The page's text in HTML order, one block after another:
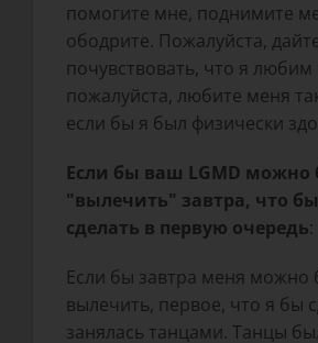
помогите мне, поднимите
ободрите. Пожалуйста,
почувствовать, что я
пожалуйста, любите меня
если бы я был физически
Если бы ваш LGMD можно
"вылечить" завтра, что
сделать в первую очередь:
Если бы завтра меня можно
вылечить, первое, что я бы
занялась танцами. Танцы